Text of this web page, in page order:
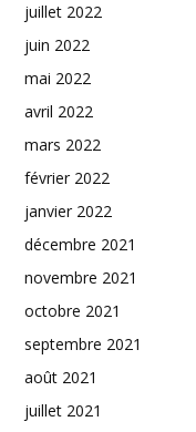
juillet 2022
juin 2022
mai 2022
avril 2022
mars 2022
février 2022
janvier 2022
décembre 2021
novembre 2021
octobre 2021
septembre 2021
août 2021
juillet 2021